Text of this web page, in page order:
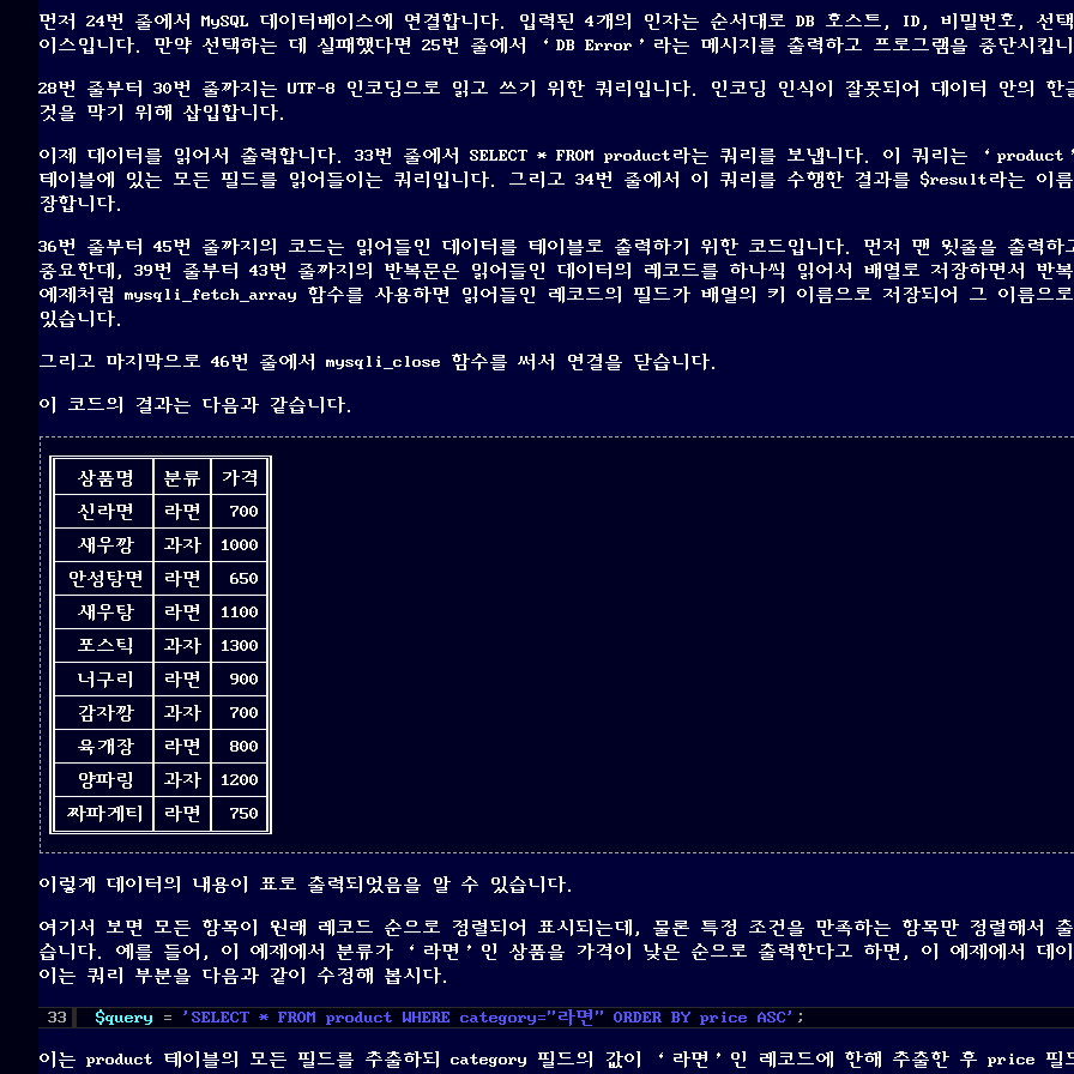
먼저 24번 줄에서 MySQL 데이터베이스에 연결합니다. 입력된 4개의 인자는 순서대로 DB 호스트, ID, 비밀번호, 선택
이스입니다. 만약 선택하는 데 실패했다면 25번 줄에서 ‘DB Error’라는 메시지를 출력하고 프로그램을 중단시킵니
28번 줄부터 30번 줄까지는 UTF-8 인코딩으로 읽고 쓰기 위한 쿼리입니다. 인코딩 인식이 잘못되어 데이터 안의 한
것을 막기 위해 삽입합니다.
이제 데이터를 읽어서 출력합니다. 33번 줄에서 SELECT * FROM product라는 쿼리를 보냅니다. 이 쿼리는
테이블에 있는 모든 필드를 읽어들이는 쿼리입니다. 그리고 34번 줄에서 이 쿼리를 수행한 결과를 $result라는 이
장합니다.
36번 줄부터 45번 줄까지의 코드는 읽어들인 데이터를 테이블로 출력하기 위한 코드입니다. 먼저 맨 윗줄을 출력하
중요한데, 39번 줄부터 43번 줄까지의 반복문은 읽어들인 데이터의 레코드를 하나씩 읽어서 배열로 저장하면서 반
예제처럼 mysqli_fetch_array 함수를 사용하면 읽어들인 레코드의 필드가 배열의 키 이름으로 저장되어 그 이름으
있습니다.
그리고 마지막으로 46번 줄에서 mysqli_close 함수를 써서 연결을 닫습니다.
이 코드의 결과는 다음과 같습니다.
상품명 분류
가격
신라면
라면
700
새우깡
과자
1000
안성탕면
라면
650
새우탕
라면
1100
포스틱
과자
1300
너구리
라면
900
감자깡
과자
700
육개장
라면
800
양파링
과자
1200
짜파게티
라면 750
이렇게 데이터의 내용이 표로 출력되었음을 알 수 있습니다.
여기서 보면 모든 항목이 원래 레코드 순으로 정렬되어 표시되는데, 물론 특정 조건을 만족하는 항목만 정렬해서
습니다. 예를 들어, 이 예제에서 분류가 ‘라면’인 상품을 가격이 낮은 순으로 출력한다고 하면, 이 예제에서 데이
이는 쿼리 부분을 다음과 같이 수정해 봅시다.
33 $query = 'SELECT * FROM product WHERE category="라면" ORDER BY price ASC' ;
이는 product 테이블의 모든 필드를 추출하되 category 필드의 값이 ‘라면’인 레코드에 한해 추출한 후 price 필